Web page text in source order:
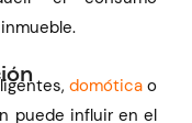
domóticao
puede influir en el